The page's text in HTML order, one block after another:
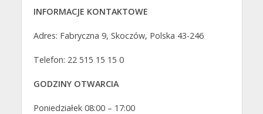
INFORMACJE KONTAKTOWE
Adres: Fabryczna 9, Skoczów, Polska 43-246
Telefon: 22 515 15 15 0
GODZINY OTWARCIA
Poniedziałek 08:00 – 17:00